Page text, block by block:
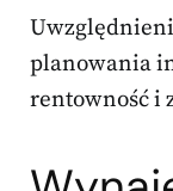
planowania
rentowność i